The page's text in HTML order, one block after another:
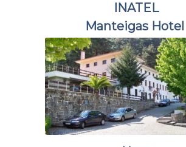
INATEL
Manteigas Hotel